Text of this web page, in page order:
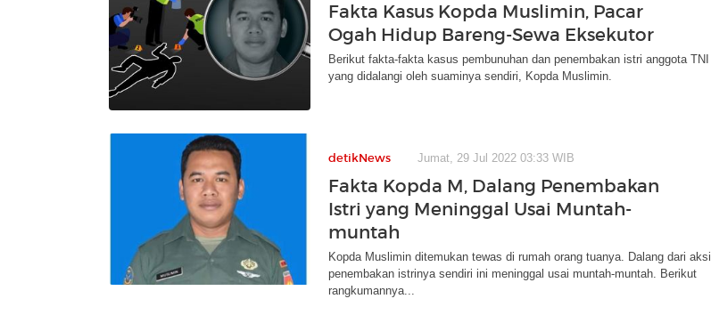
Fakta Kasus Kopda Muslimin, Pacar
Ogah Hidup Bareng-Sewa Eksekutor
Berikut fakta-fakta kasus pembunuhan dan penembakan istri anggota TNI
yang didalangi oleh suaminya sendiri, Kopda Muslimin.
detikNews Jumat, 29 Jul 2022 03:33 WIB
Fakta Kopda M, Dalang Penembakan
Istri yang Meninggal Usai Muntah-
muntah
Kopda Muslimin ditemukan tewas di rumah orang tuanya. Dalang dari aksi
penembakan istrinya sendiri ini meninggal usai muntah-muntah. Berikut
rangkumannya...